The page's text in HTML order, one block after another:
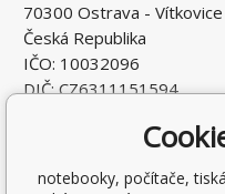
70300 Ostrava - Vítkovice
Česká Republika
IČO: 10032096
DIČ: CZ6311151594
notebooky, počítače,